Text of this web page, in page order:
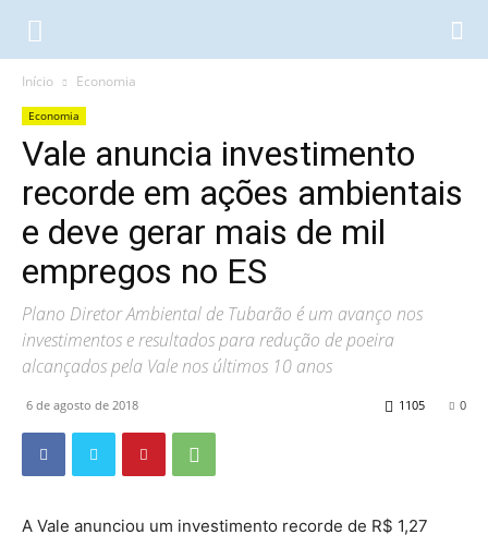
Início Economia
Economia
Vale anuncia investimento
recorde em ações ambientais
e deve gerar mais de mil
empregos no ES
Plano Diretor Ambiental de Tubarão é um avanço nos
investimentos e resultados para redução de poeira
alcançados pela Vale nos últimos 10 anos
6 de agosto de 2018 0
1105
A Vale anunciou um investimento recorde de R$ 1,27